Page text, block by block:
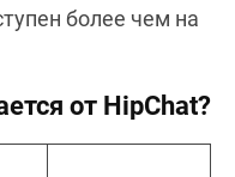
более чем на
от HipChat?